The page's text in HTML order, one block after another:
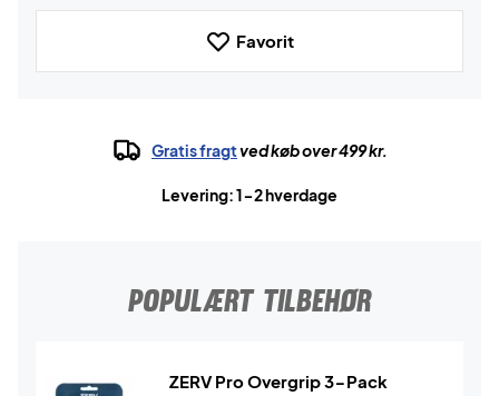
Favorit
Gratis fragtved køb over 499 kr.
Levering: 1-2 hverdage
POPULÆRT TILBEHØR
ZERV Pro Overgrip 3-Pack